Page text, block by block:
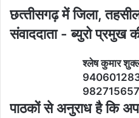
छत्‍तीसगढ़ में जिला,
संवाददाता - ब्‍युरो प्रमुख
श्‍लेष कुमार
पाठकों से अनुराध है कि